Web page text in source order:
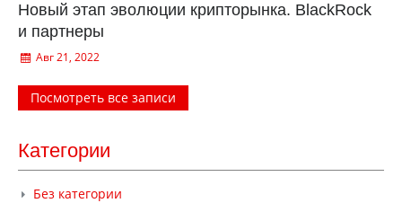
Новый этап эволюции крипторынка. BlackRock
и партнеры
Авг 21, 2022
Посмотреть все записи
Категории
Без категории